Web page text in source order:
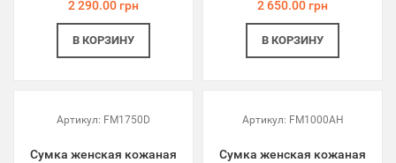
2 290.00 грн
В КОРЗИНУ
2 650.00 грн
В КОРЗИНУ
Артикул: FM1750D
Сумка женская кожаная
Артикул: FM1000AH
Сумка женская кожаная